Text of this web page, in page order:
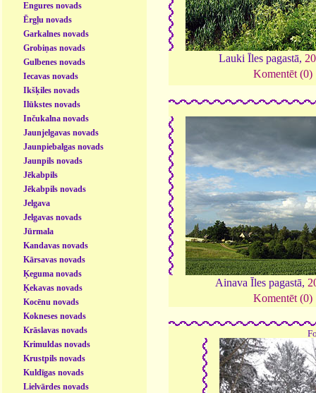
Engures novads
Ērgļu novads
Garkalnes novads
Grobiņas novads
Gulbenes novads
Iecavas novads
Ikšķiles novads
Ilūkstes novads
Inčukalna novads
Jaunjelgavas novads
Jaunpiebalgas novads
Jaunpils novads
Jēkabpils
Jēkabpils novads
Jelgava
Jelgavas novads
Jūrmala
Kandavas novads
Kārsavas novads
Ķeguma novads
Ķekavas novads
Kocēnu novads
Kokneses novads
Krāslavas novads
Krimuldas novads
Krustpils novads
Kuldīgas novads
Lielvārdes novads
Lauki Īles pagastā,
Komentēt (0)
Ainava Īles pagastā,
Komentēt (0)